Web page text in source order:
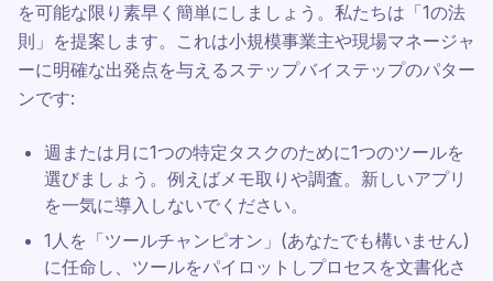
を可能な限り素早く簡単にしましょう。私たちは「1の法
則」を提案します。これは小規模事業主や現場マネージャ
ーに明確な出発点を与えるステップバイステップのパター
ンです:
週または月に1つの特定タスクのために1つのツールを
選びましょう。例えばメモ取りや調査。新しいアプリ
を一気に導入しないでください。
1人を「ツールチャンピオン」(あなたでも構いません)
に任命し、ツールをパイロットしプロセスを文書化さ